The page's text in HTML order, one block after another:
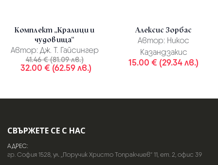
Комплект „Кралици и
чудовища“
Автор: Дж. Т. Гайсингер
41.46 € (81.09 лв.)
32.00 € (62.59 лв.)
Алексис Зорбас
Автор: Никос
Казандзакис
15.00 € (29.34 лв.)
СВЪРЖЕТЕ СЕ С НАС
АДРЕС:
гр. София 1528, ул. „Поручик Христо Топракчиев“ 11, ет. 2, офис 39